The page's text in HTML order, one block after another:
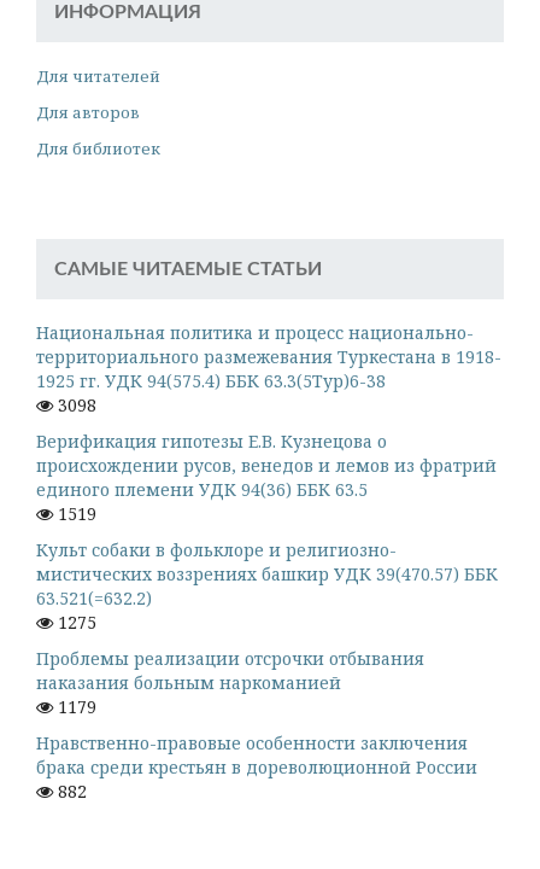
ИНФОРМАЦИЯ
Для читателей
Для авторов
Для библиотек
САМЫЕ ЧИТАЕМЫЕ СТАТЬИ
Национальная политика и процесс национально-
территориального размежевания Туркестана в 1918-
1925 гг. УДК 94(575.4) ББК 63.3(5Тур)6-38
3098
Верификация гипотезы Е.В. Кузнецова о
происхождении русов, венедов и лемов из фратрий
единого племени УДК 94(36) ББК 63.5
1519
Культ собаки в фольклоре и религиозно-
мистических воззрениях башкир УДК 39(470.57) ББК
63.521(=632.2)
1275
Проблемы реализации отсрочки отбывания
наказания больным наркоманией
1179
Нравственно-правовые особенности заключения
брака среди крестьян в дореволюционной России
882